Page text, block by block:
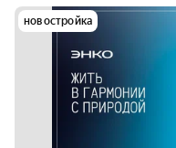
новостройка